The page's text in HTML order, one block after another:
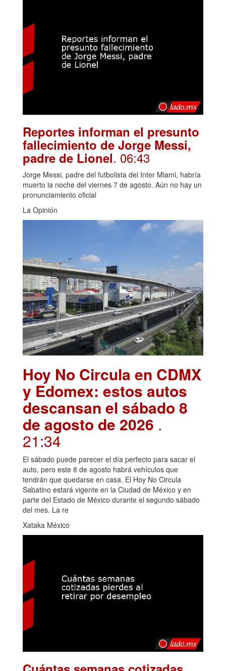
Reportes informan el presunto
fallecimiento de Jorge Messi,
padre de Lionel. 06:43
Jorge Messi, padre del futbolista del Inter Miami, habría
muerto la noche del viernes 7 de agosto. Aún no hay un
pronunciamiento oficial
La Opinión
Hoy No Circula en CDMX
y Edomex: estos autos
descansan el sábado 8
de agosto de 2026 .
21:34
El sábado puede parecer el día perfecto para sacar el
auto, pero este 8 de agosto habrá vehículos que
tendrán que quedarse en casa. El Hoy No Circula
Sabatino estará vigente en la Ciudad de México y en
parte del Estado de México durante el segundo sábado
del mes. La re
Xataka México